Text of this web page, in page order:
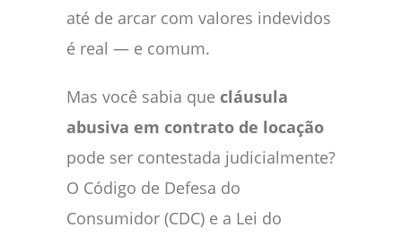
até de arcar com valores indevidos
é real — e comum.
Mas você sabia que cláusula
abusiva em contrato de locação
pode ser contestada judicialmente?
O Código de Defesa do
Consumidor (CDC) e a Lei do